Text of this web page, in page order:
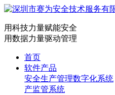
用科技力量赋能安全
用数据力量驱动管理
首页
软件产品
安全生产管理数字化系统
产监管系统